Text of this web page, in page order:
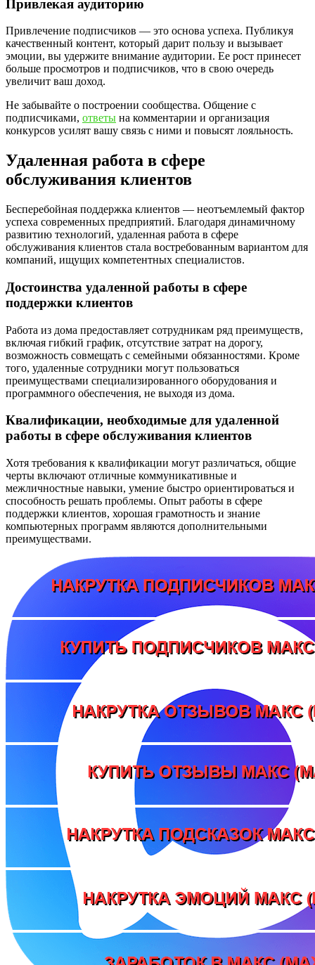
Привлекая аудиторию
Привлечение подписчиков — это основа успеха. Публикуя
качественный контент, который дарит пользу и вызывает
эмоции, вы удержите внимание аудитории. Ее рост принесет
больше просмотров и подписчиков, что в свою очередь
увеличит ваш доход.
Не забывайте о построении сообщества. Общение с
подписчиками, ответы на комментарии и организация
конкурсов усилят вашу связь с ними и повысят лояльность.
Удаленная работа в сфере
обслуживания клиентов
Бесперебойная поддержка клиентов — неотъемлемый фактор
успеха современных предприятий. Благодаря динамичному
развитию технологий, удаленная работа в сфере
обслуживания клиентов стала востребованным вариантом для
компаний, ищущих компетентных специалистов.
Достоинства удаленной работы в сфере
поддержки клиентов
Работа из дома предоставляет сотрудникам ряд преимуществ,
включая гибкий график, отсутствие затрат на дорогу,
возможность совмещать с семейными обязанностями. Кроме
того, удаленные сотрудники могут пользоваться
преимуществами специализированного оборудования и
программного обеспечения, не выходя из дома.
Квалификации, необходимые для удаленной
работы в сфере обслуживания клиентов
Хотя требования к квалификации могут различаться, общие
черты включают отличные коммуникативные и
межличностные навыки, умение быстро ориентироваться и
способность решать проблемы. Опыт работы в сфере
поддержки клиентов, хорошая грамотность и знание
компьютерных программ являются дополнительными
преимуществами.